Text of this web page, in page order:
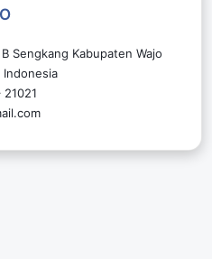
Sengkang Kabupaten Wajo
Indonesia